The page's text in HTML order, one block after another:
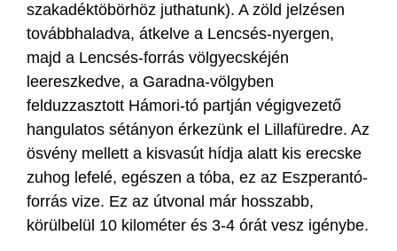
szakadéktöbörhöz juthatunk). A zöld jelzésen
továbbhaladva, átkelve a Lencsés-nyergen,
majd a Lencsés-forrás völgyecskéjén
leereszkedve, a Garadna-völgyben
felduzzasztott Hámori-tó partján végigvezető
hangulatos sétányon érkezünk el Lillafüredre. Az
ösvény mellett a kisvasút hídja alatt kis erecske
zuhog lefelé, egészen a tóba, ez az Eszperantó-
forrás vize. Ez az útvonal már hosszabb,
körülbelül 10 kilométer és 3-4 órát vesz igénybe.